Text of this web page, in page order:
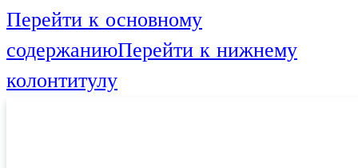
Перейти к основному
содержаниюПерейти к нижнему
колонтитулу